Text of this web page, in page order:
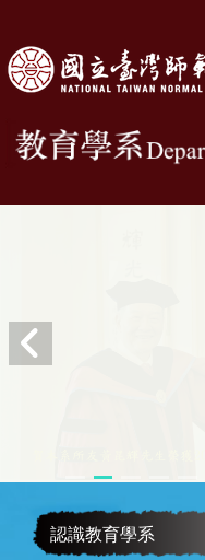
認識教育學系